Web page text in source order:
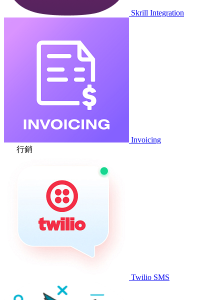
Skrill Integration
Invoicing
行銷
Twilio SMS